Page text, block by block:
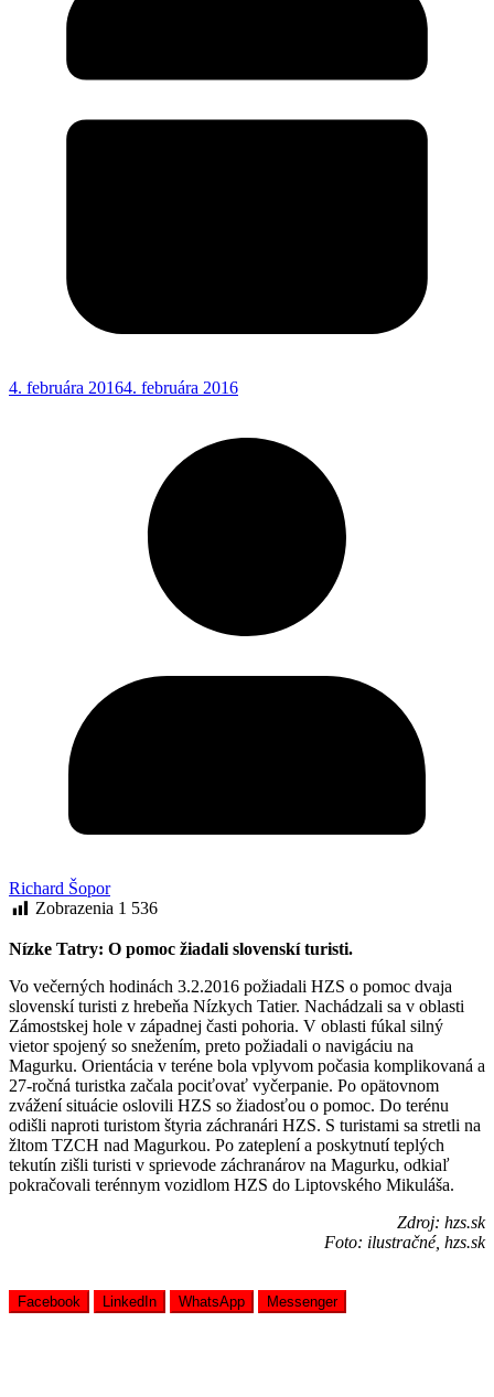
4. februára 20164. februára 2016
Richard Šopor
Zobrazenia 1 536
Nízke Tatry: O pomoc žiadali slovenskí turisti.
Vo večerných hodinách 3.2.2016 požiadali HZS o pomoc dvaja
slovenskí turisti z hrebeňa Nízkych Tatier. Nachádzali sa v oblasti
Zámostskej hole v západnej časti pohoria. V oblasti fúkal silný
vietor spojený so snežením, preto požiadali o navigáciu na
Magurku. Orientácia v teréne bola vplyvom počasia komplikovaná a
27-ročná turistka začala pociťovať vyčerpanie. Po opätovnom
zvážení situácie oslovili HZS so žiadosťou o pomoc. Do terénu
odišli naproti turistom štyria záchranári HZS. S turistami sa stretli na
žltom TZCH nad Magurkou. Po zateplení a poskytnutí teplých
tekutín zišli turisti v sprievode záchranárov na Magurku, odkiaľ
pokračovali terénnym vozidlom HZS do Liptovského Mikuláša.
Zdroj: hzs.sk
Foto: ilustračné, hzs.sk
Facebook LinkedIn WhatsApp Messenger